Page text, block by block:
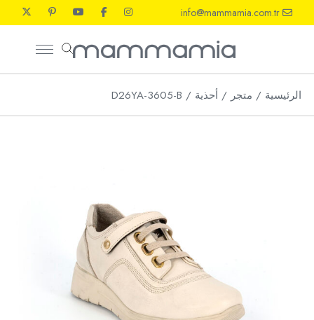
the
info@mammamia.com.tr
الرئيسية متجر أحذية D26YA-3605-B